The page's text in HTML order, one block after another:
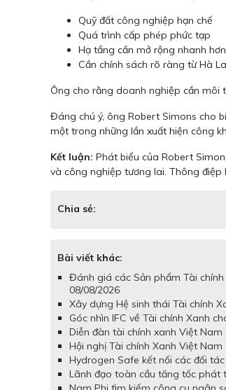
Quỹ đất công nghiệp hạn chế
Quá trình cấp phép phức tạp
Hạ tầng cần mở rộng nhanh hơn
Cần chính sách rõ ràng từ Hà
Ông cho rằng doanh nghiệp cần môi
Đáng chú ý, ông Robert Simons cho
một trong những lần xuất hiện công
Kết luận: Phát biểu của Robert
và công nghiệp tương lai. Thông điệp
Chia sẻ:
Bài viết khác:
Đánh giá các Sản phẩm Tài
08/08/2026
Xây dựng Hệ sinh thái Tài chính
Góc nhìn IFC về Tài chính Xanh
Diễn đàn tài chính xanh Việt
Hội nghị Tài chính Xanh Việt
Hydrogen Safe kết nối các đối
Lãnh đạo toàn cầu tăng tốc phát